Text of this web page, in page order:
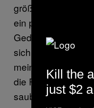
größere,
ein paar Düsen
Gedanken in
sich ein Jucken an
meines Körpers
die Frage, wann
sauber gemacht
Kill the
just $2